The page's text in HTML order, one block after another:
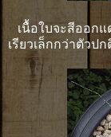
เนื้อใบจะสีออก
เรียวเล็กกว่าตัวป